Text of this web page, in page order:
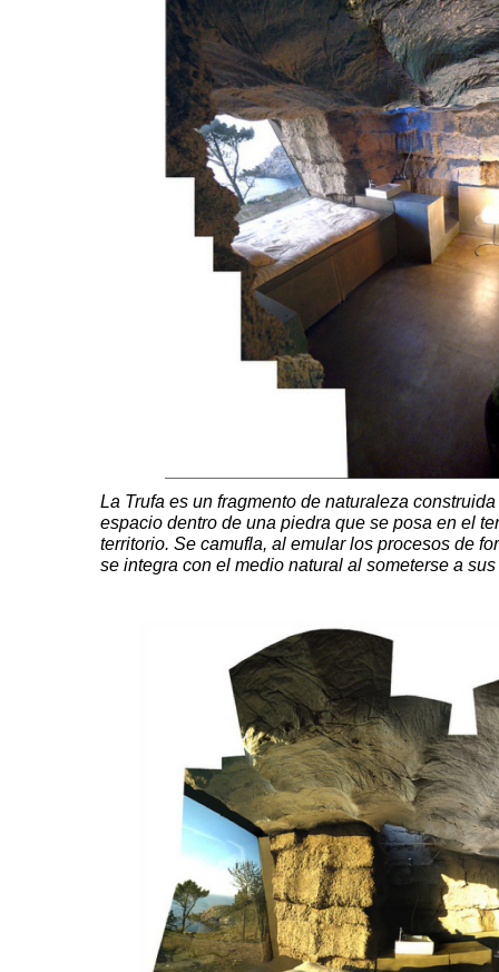
La Trufa es un fragmento de naturaleza
espacio dentro de una piedra que se posa en el
territorio. Se camufla, al emular los procesos de
se integra con el medio natural al someterse a